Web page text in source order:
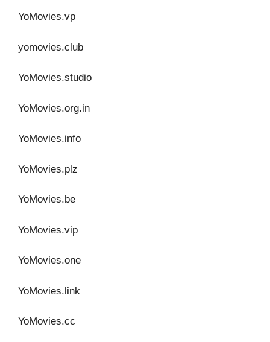
YoMovies.vp
yomovies.club
YoMovies.studio
YoMovies.org.in
YoMovies.info
YoMovies.plz
YoMovies.be
YoMovies.vip
YoMovies.one
YoMovies.link
YoMovies.cc